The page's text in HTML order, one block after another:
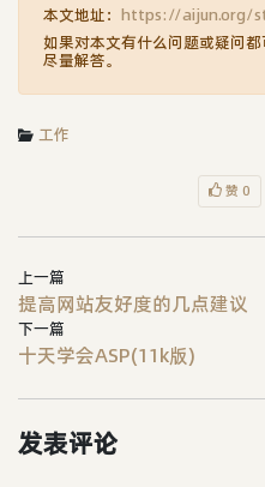
本文地址： https://aijun.org/
如果对本文有什么问题或疑问
尽量解答。
工作
赞 0
上一篇
提高网站友好度的几点建议
下一篇
十天学会ASP(11k版)
发表评论